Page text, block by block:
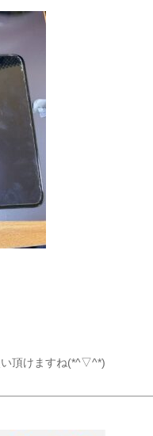
頂けますね(*^▽^*)